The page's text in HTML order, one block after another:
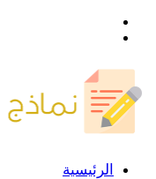
الرئيسية